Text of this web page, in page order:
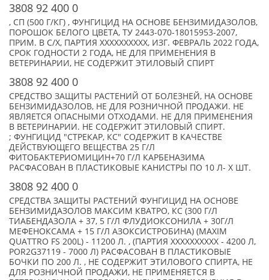
3808 92 400 0
, СП (500 Г/КГ) , ФУНГИЦИД НА ОСНОВЕ БЕНЗИМИДАЗОЛОВ,
ПОРОШОК БЕЛОГО ЦВЕТА, ТУ 2443-070-18015953-2007,
ПРИМ. В С/Х, ПАРТИЯ XXXXXXXXXX, ИЗГ. ФЕВРАЛЬ 2022 ГОДА,
СРОК ГОДНОСТИ 2 ГОДА, НЕ ДЛЯ ПРИМЕНЕНИЯ В
ВЕТЕРИНАРИИ, НЕ СОДЕРЖИТ ЭТИЛОВЫЙ СПИРТ
3808 92 400 0
СРЕДСТВО ЗАЩИТЫ РАСТЕНИЙ ОТ БОЛЕЗНЕЙ, НА ОСНОВЕ
БЕНЗИМИДАЗОЛОВ, НЕ ДЛЯ РОЗНИЧНОЙ ПРОДАЖИ. НЕ
ЯВЛЯЕТСЯ ОПАСНЫМИ ОТХОДАМИ. НЕ ДЛЯ ПРИМЕНЕНИЯ
В ВЕТЕРИНАРИИ. НЕ СОДЕРЖИТ ЭТИЛОВЫЙ СПИРТ.
; ФУНГИЦИД "СТРЕКАР, КС" СОДЕРЖИТ В КАЧЕСТВЕ
ДЕЙСТВУЮЩЕГО ВЕЩЕСТВА 25 Г/Л
ФИТОБАКТЕРИОМИЦИН+70 Г/Л КАРБЕНАЗИМА
РАСФАСОВАН В ПЛАСТИКОВЫЕ КАНИСТРЫ ПО 10 Л- X ШТ.
3808 92 400 0
СРЕДСТВА ЗАЩИТЫ РАСТЕНИЙ ФУНГИЦИД НА ОСНОВЕ
БЕНЗИМИДАЗОЛОВ МАКСИМ КВАТРО, КС (300 Г/Л
ТИАБЕНДАЗОЛА + 37, 5 Г/Л ФЛУДИОКСОНИЛА + 30Г/Л
МЕФЕНОКСАМА + 15 Г/Л АЗОКСИСТРОБИНА) (MAXIM
QUATTRO FS 200L) - 11200 Л. , (ПАРТИЯ XXXXXXXXXX - 4200 Л,
POR2G37119 - 7000 Л) РАСФАСОВАН В ПЛАСТИКОВЫЕ
БОЧКИ ПО 200 Л. , НЕ СОДЕРЖИТ ЭТИЛОВОГО СПИРТА, НЕ
ДЛЯ РОЗНИЧНОЙ ПРОДАЖИ, НЕ ПРИМЕНЯЕТСЯ В